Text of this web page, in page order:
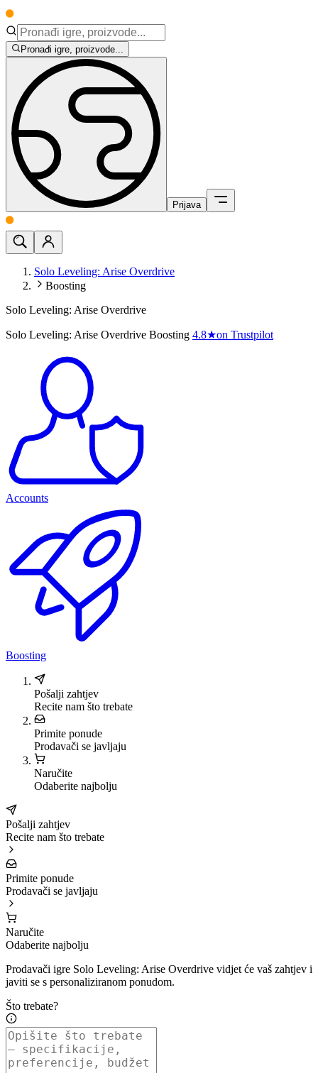
Pronađi igre, proizvode...
Prijava
Solo Leveling: Arise Overdrive
Boosting
Solo Leveling: Arise Overdrive
Solo Leveling: Arise Overdrive Boosting 4.8★on Trustpilot
Accounts
Boosting
Pošalji zahtjev
Recite nam što trebate
Primite ponude
Prodavači se javljaju
Naručite
Odaberite najbolju
Pošalji zahtjev
Recite nam što trebate
Primite ponude
Prodavači se javljaju
Naručite
Odaberite najbolju
Prodavači igre Solo Leveling: Arise Overdrive vidjet će vaš zahtjev i
javiti se s personaliziranom ponudom.
Što trebate?